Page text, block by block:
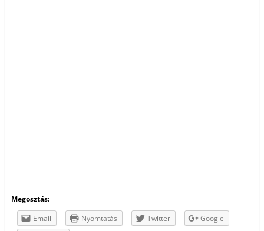
Megosztás:
Email
Nyomtatás Twitter
Google